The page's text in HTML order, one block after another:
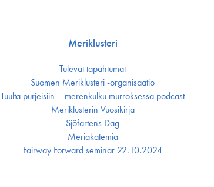
Meriklusteri
Tulevat tapahtumat
Suomen Meriklusteri -organisaatio
Tuulta purjeisiin – merenkulku murroksessa podcast
Meriklusterin Vuosikirja
Sjöfartens Dag
Meriakatemia
Fairway Forward seminar 22.10.2024